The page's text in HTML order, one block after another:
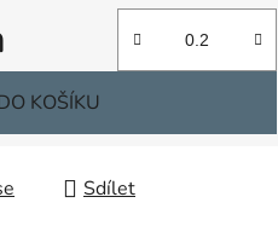
KOŠÍKU
Sdílet